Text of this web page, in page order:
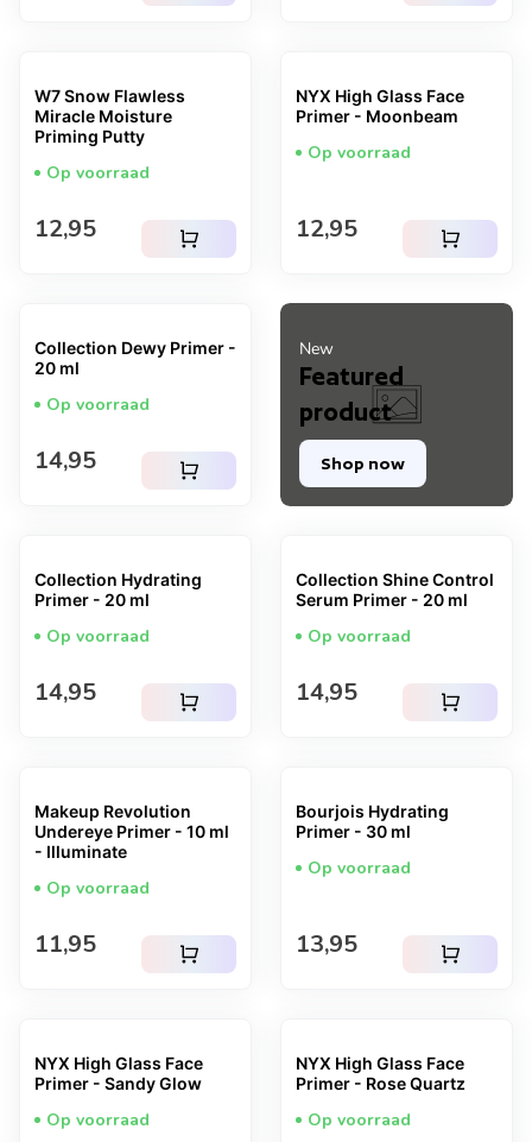
New
Featured
product
Shop now
W7 Snow Flawless
Miracle Moisture
Priming Putty
Op voorraad
Normale prijs
12,95 shopping_cart
NYX High Glass Face
Primer - Moonbeam
Op voorraad
Normale prijs
12,95 shopping_cart
Collection Dewy Primer -
20 ml
Op voorraad
Normale prijs
14,95 shopping_cart
Collection Hydrating
Primer - 20 ml
Op voorraad
Normale prijs
14,95 shopping_cart
Collection Shine Control
Serum Primer - 20 ml
Op voorraad
Normale prijs
14,95 shopping_cart
Makeup Revolution
Undereye Primer - 10 ml
- Illuminate
Op voorraad
Normale prijs
11,95 shopping_cart
Bourjois Hydrating
Primer - 30 ml
Op voorraad
Normale prijs
13,95 shopping_cart
NYX High Glass Face
Primer - Sandy Glow
Op voorraad
NYX High Glass Face
Primer - Rose Quartz
Op voorraad